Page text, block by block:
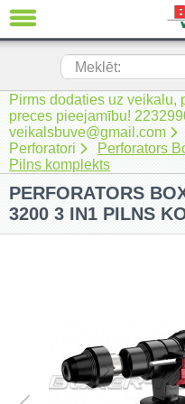
Meklēt:
Pirms dodaties uz veikalu,
preces pieejamību!
veikalsbuve@gmail.com
Perforatori
Perforators
Pilns komplekts
PERFORATORS
3200 3 IN1 PILNS
AIZVĒRT
Jaunumi (230)
Akumulatora instrumenti
Akumulatoru lādētāji un
(116)
Auto ķīmija un
(22)
Elektroinstrumenti (69)
Rokas